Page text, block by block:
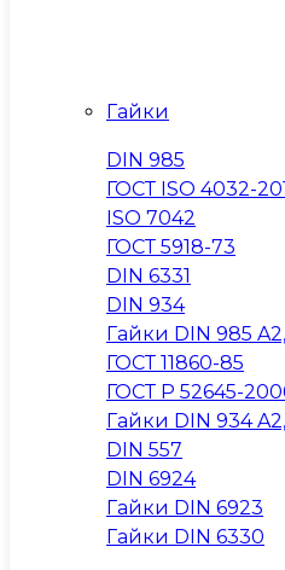
Гайки
DIN 985
ГОСТ ISO 4032-
ISO 7042
ГОСТ 5918-73
DIN 6331
DIN 934
Гайки DIN 985
ГОСТ 11860-85
ГОСТ Р 52645-
Гайки DIN 934
DIN 557
DIN 6924
Гайки DIN 6923
Гайки DIN 6330